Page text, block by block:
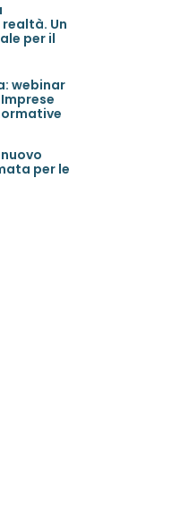
Un
per il
webinar
nuovo
per le